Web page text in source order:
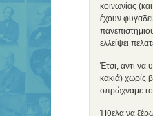
κοινωνίας
έχουν
ελλείψει
Έτσι, αντί να
κακιά) χωρίς
σπρώχναμε το
Ήθελα να